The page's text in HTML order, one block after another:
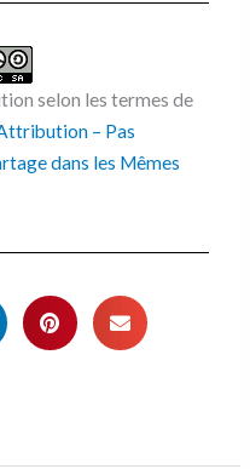
selon les termes de
– Pas
dans les Mêmes